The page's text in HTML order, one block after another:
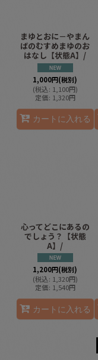
まゆとおに－やまん
ばのむすめまゆのお
はなし【状態A】/
1,000円(税別)
(税込: 1,100円)
定価: 1,320円
カートに入れる
心ってどこにあるの
でしょう？【状態
A】/
1,200円(税別)
(税込: 1,320円)
定価: 1,540円
カートに入れる